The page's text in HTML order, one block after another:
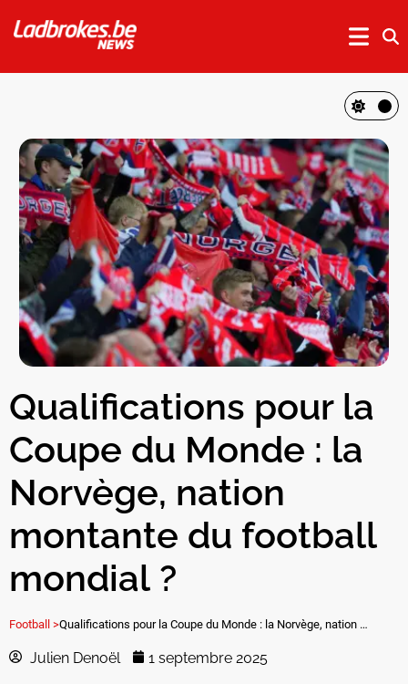
Qualifications pour la
Coupe du Monde : la
Norvège, nation
montante du football
mondial ?
Football > Qualifications pour la Coupe du Monde : la Norvège, nation montante du football mondial ?
Julien Denoël 1 septembre 2025